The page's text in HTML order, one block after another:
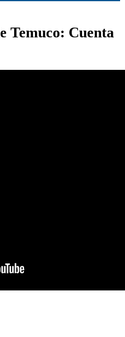
Temuco: Cuenta